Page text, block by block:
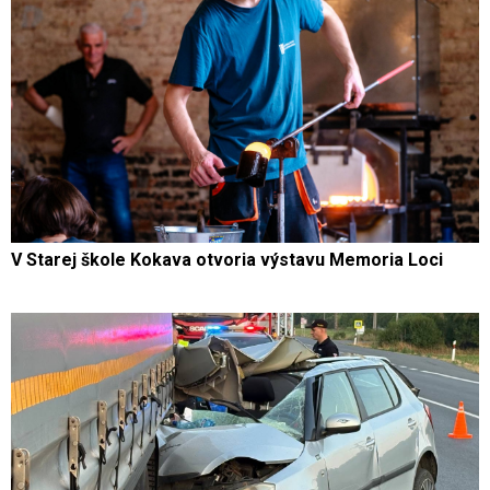
V Starej škole Kokava otvoria výstavu Memoria Loci